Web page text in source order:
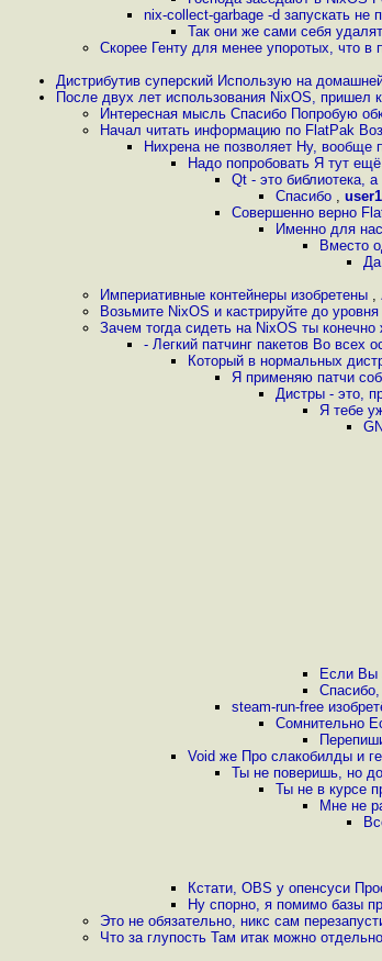
nix-collect-garbage -d запускать не
Так они же сами себя удалят
Скорее Генту для менее упоротых, что в
Дистрибутив суперский Использую на
После двух лет использования NixOS,
Интересная мысль Спасибо Попробую
Начал читать информацию по FlatPak
Нихрена не позволяет Ну, вообще
Надо попробовать Я тут
Qt - это библиотека,
Спасибо ,
Совершенно верно
Именно для
Вместо
Да
Империативные контейнеры изобретены ,
Возьмите NixOS и кастрируйте до
Зачем тогда сидеть на NixOS ты
- Легкий патчинг пакетов Во всех
Который в нормальных
Я применяю патчи
Дистры - это,
Я тебе
Если Вы
steam-run-free
Сомнительно
Void же Про слакобилды и
Ты не поверишь, но
Ты не в курсе
Мне не
Кстати, OBS у опенсуси
Ну спорно, я помимо базы
Это не обязательно, никс сам
Что за глупость Там итак можно